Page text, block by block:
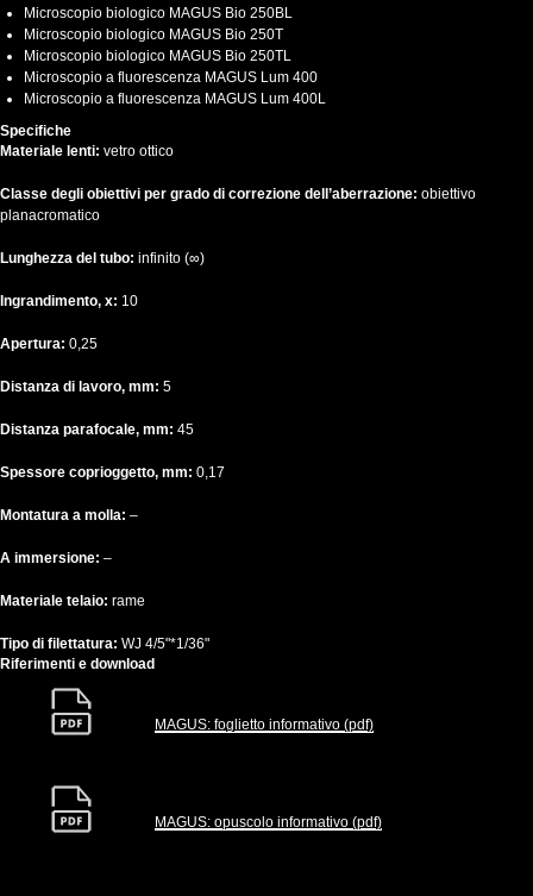
Microscopio biologico MAGUS Bio 250BL
Microscopio biologico MAGUS Bio 250T
Microscopio biologico MAGUS Bio 250TL
Microscopio a fluorescenza MAGUS Lum 400
Microscopio a fluorescenza MAGUS Lum 400L
Specifiche
Materiale lenti: vetro ottico
Classe degli obiettivi per grado di correzione dell’aberrazione: obiettivo
planacromatico
Lunghezza del tubo: infinito (∞)
Ingrandimento, x: 10
Apertura: 0,25
Distanza di lavoro, mm: 5
Distanza parafocale, mm: 45
Spessore coprioggetto, mm: 0,17
Montatura a molla: –
A immersione: –
Materiale telaio: rame
Tipo di filettatura: WJ 4/5"*1/36"
Riferimenti e download
MAGUS: foglietto informativo (pdf)
MAGUS: opuscolo informativo (pdf)